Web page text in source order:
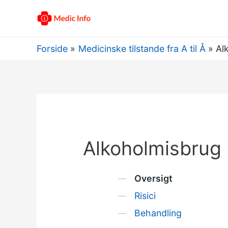
Forside Medicinske tilstande fra A til Å
Alkoholmisbrug
Oversigt
Risici
Behandling